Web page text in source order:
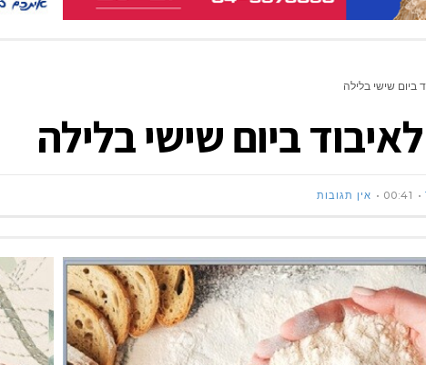
ביום שישי בלילה
ביום שישי בלילה
00:41 אין תגובות